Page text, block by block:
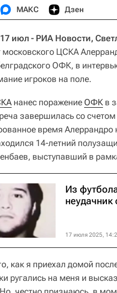
МАКС Дзен
июл - РИА Новости,
московского ЦСКА
ОФК, в
игроков на поле.
нанес поражение ОФК в
завершилась со
время Алеррандро
14‑летний
выступавший в
Из
17 июля 2025,
как я приехал домой
ругались на меня и